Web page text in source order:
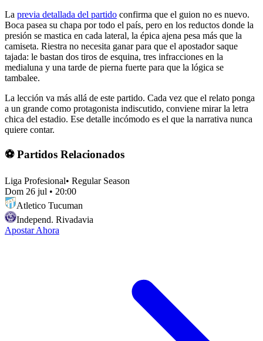
La previa detallada del partido confirma que el guion no es nuevo.
Boca pasea su chapa por todo el país, pero en los reductos donde la
presión se mastica en cada lateral, la épica ajena pesa más que la
camiseta. Riestra no necesita ganar para que el apostador saque
tajada: le bastan dos tiros de esquina, tres infracciones en la
medialuna y una tarde de pierna fuerte para que la lógica se
tambalee.
La lección va más allá de este partido. Cada vez que el relato ponga
a un grande como protagonista indiscutido, conviene mirar la letra
chica del estadio. Ese detalle incómodo es el que la narrativa nunca
quiere contar.
⚽ Partidos Relacionados
Liga Profesional• Regular Season
Dom 26 jul • 20:00
Atletico Tucuman
Independ. Rivadavia
Apostar Ahora